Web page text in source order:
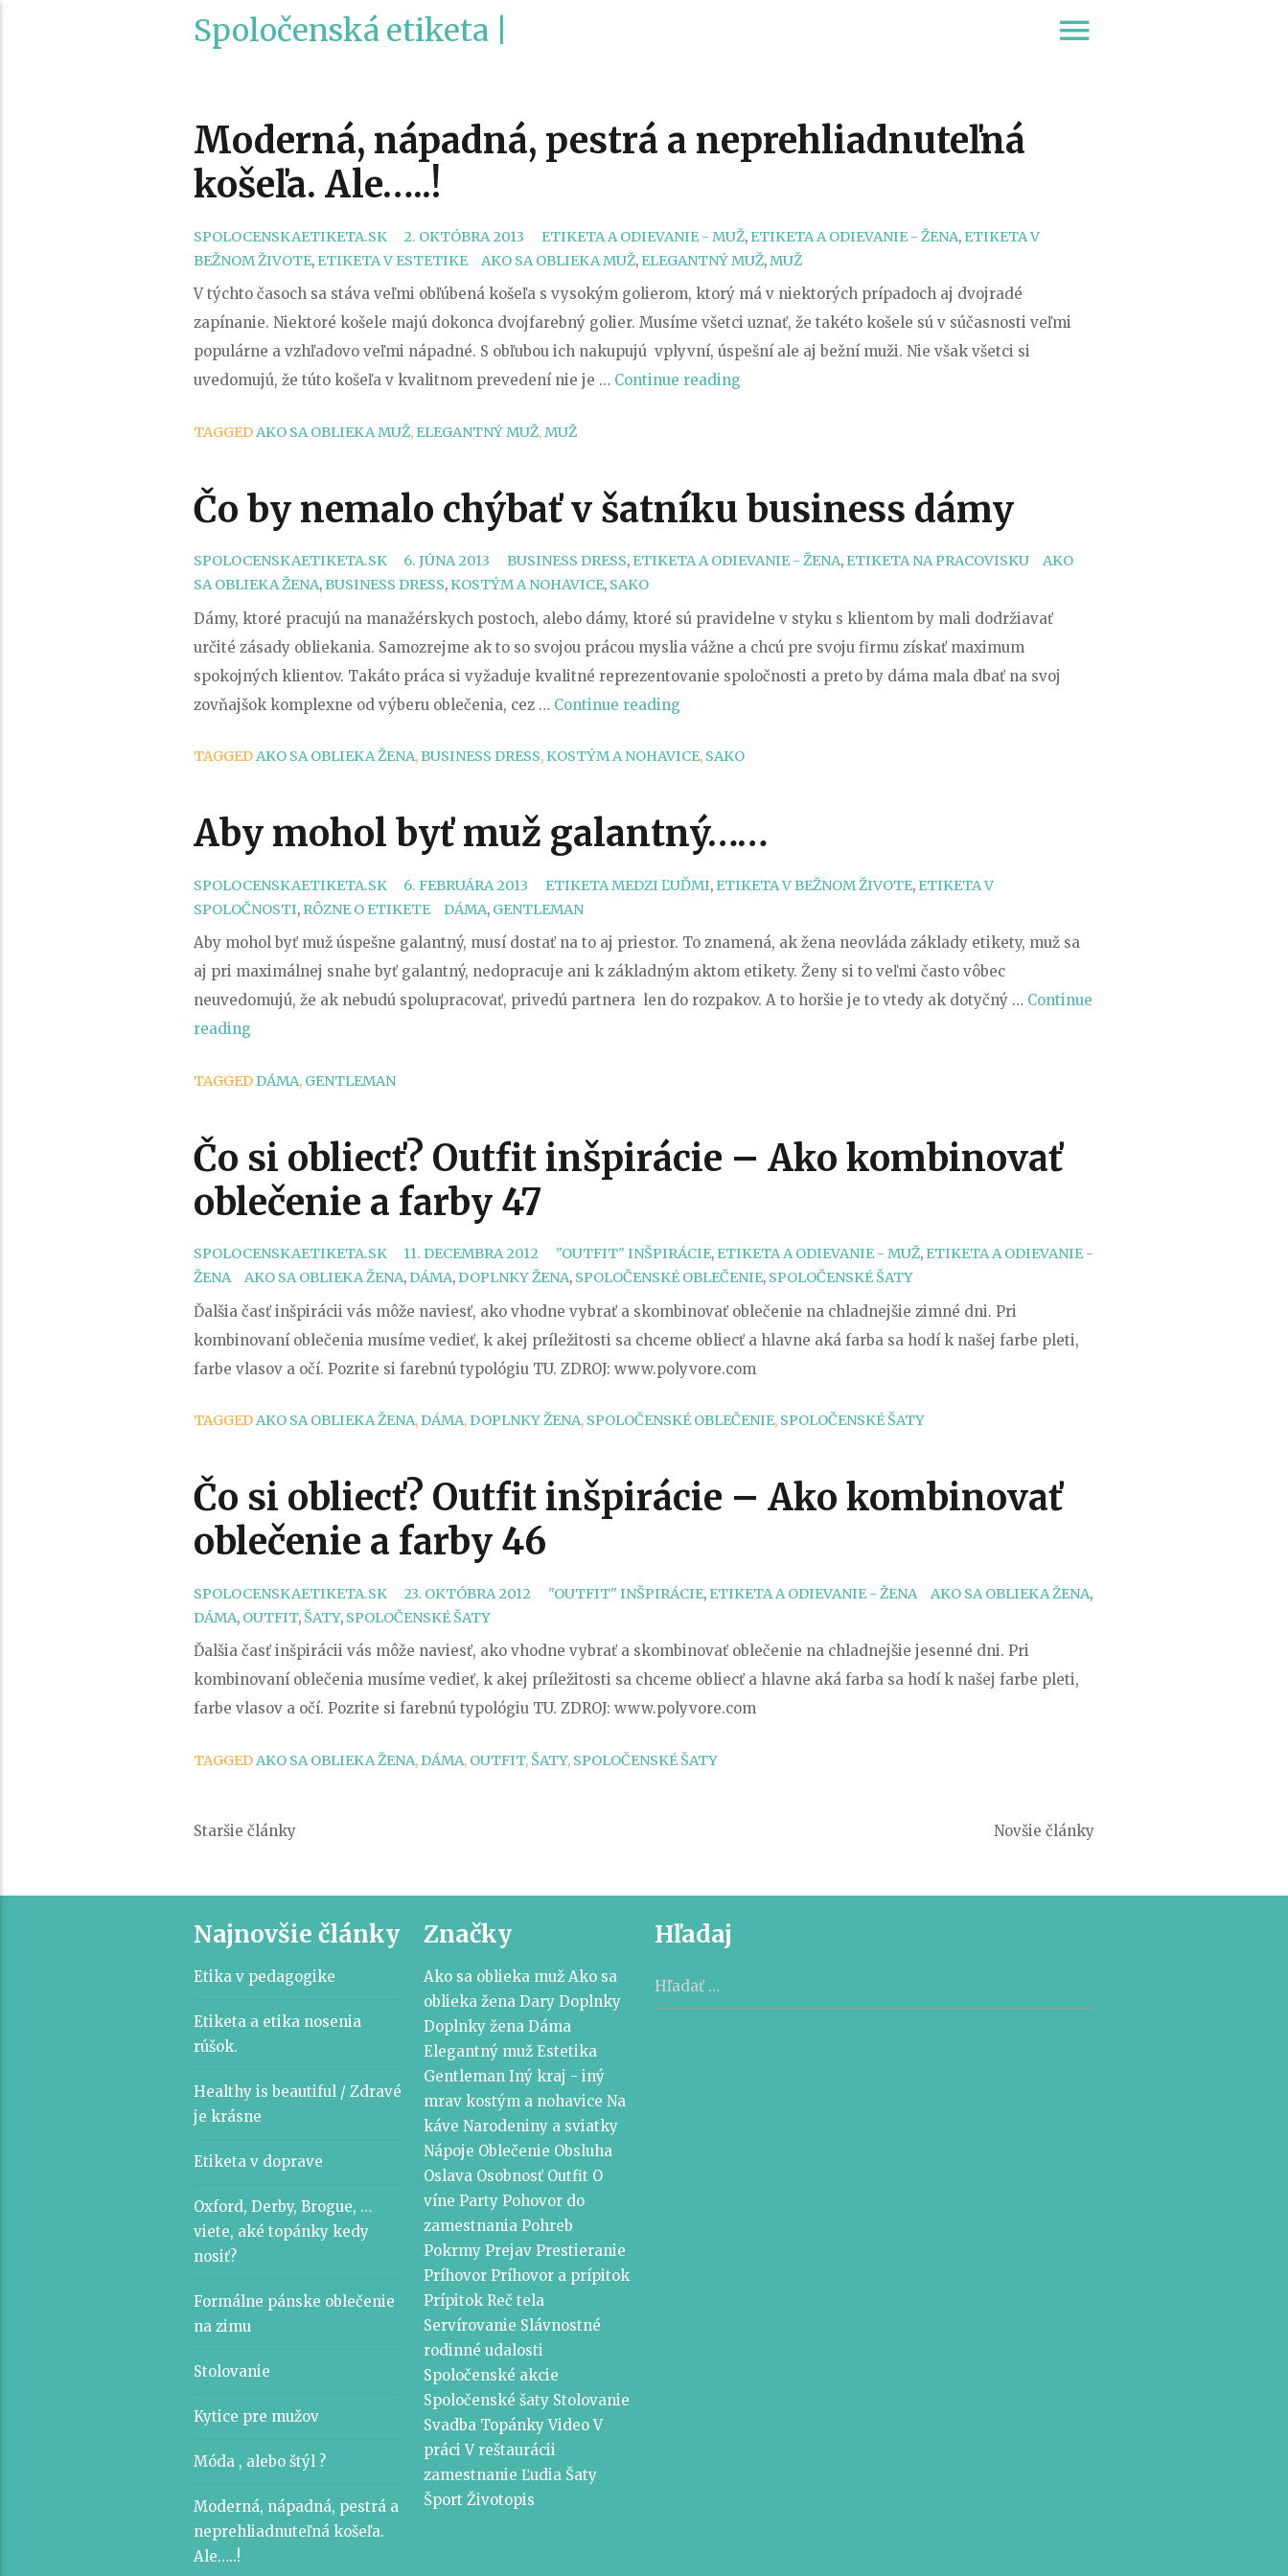
Spoločenská etiketa | menu
Moderná, nápadná, pestrá a neprehliadnuteľná
košeľa. Ale…..!
SPOLOCENSKAETIKETA.SK 2. OKTÓBRA 2013 CATEGORIES
ETIKETA A ODIEVANIE - MUŽ,ETIKETA A ODIEVANIE - ŽENA,ETIKETA V
BEŽNOM ŽIVOTE,ETIKETA V ESTETIKE TAGS
AKO SA OBLIEKA MUŽ,ELEGANTNÝ MUŽ,MUŽ
V týchto časoch sa stáva veľmi obľúbená košeľa s vysokým golierom, ktorý má v niektorých prípadoch aj dvojradé
zapínanie. Niektoré košele majú dokonca dvojfarebný golier. Musíme všetci uznať, že takéto košele sú v súčasnosti veľmi
populárne a vzhľadovo veľmi nápadné. S obľubou ich nakupujú vplyvní, úspešní ale aj bežní muži. Nie však všetci si
uvedomujú, že túto košeľa v kvalitnom prevedení nie je … Continue reading„Moderná,
neprehliadnuteľná
košeľa.
Ale…..!“
TAGGED AKO SA OBLIEKA MUŽ,ELEGANTNÝ MUŽ, MUŽ
Čo by nemalo chýbať v šatníku business dámy
SPOLOCENSKAETIKETA.SK 6. JÚNA 2013 CATEGORIES
BUSINESS DRESS,ETIKETA A ODIEVANIE - ŽENA,ETIKETA NA PRACOVISKU TAGS
AKO
SA OBLIEKA ŽENA,BUSINESS DRESS,KOSTÝM A NOHAVICE, SAKO
Dámy, ktoré pracujú na manažérskych postoch, alebo dámy, ktoré sú pravidelne v styku s klientom by mali dodržiavať
určité zásady obliekania. Samozrejme ak to so svojou prácou myslia vážne a chcú pre svoju firmu získať maximum
spokojných klientov. Takáto práca si vyžaduje kvalitné reprezentovanie spoločnosti a preto by dáma mala dbať na svoj
zovňajšok komplexne od výberu oblečenia, cez … Continue reading„Čo
nemalo
šatníku
business
TAGGEDAKO SA OBLIEKA ŽENA,BUSINESS DRESS,KOSTÝM A NOHAVICE, SAKO
Aby mohol byť muž galantný……
SPOLOCENSKAETIKETA.SK 6. FEBRUÁRA 2013 CATEGORIES
ETIKETA MEDZI ĽUĎMI,ETIKETA V BEŽNOM ŽIVOTE,ETIKETA V
SPOLOČNOSTI, RÔZNE O ETIKETE TAGS
DÁMA, GENTLEMAN
Aby mohol byť muž úspešne galantný, musí dostať na to aj priestor. To znamená, ak žena neovláda základy etikety, muž sa
aj pri maximálnej snahe byť galantný, nedopracuje ani k základným aktom etikety. Ženy si to veľmi často vôbec
neuvedomujú, že ak nebudú spolupracovať, privedú partnera len do rozpakov. A to horšie je to vtedy ak dotyčný … Continue
reading„Aby
byť
galantný……“
TAGGED DÁMA, GENTLEMAN
Čo si obliecť? Outfit inšpirácie – Ako kombinovať
oblečenie a farby 47
SPOLOCENSKAETIKETA.SK 11. DECEMBRA 2012 CATEGORIES
"OUTFIT" INŠPIRÁCIE,ETIKETA A ODIEVANIE - MUŽ,ETIKETA A ODIEVANIE -
ŽENA
TAGS
AKO SA OBLIEKA ŽENA,DÁMA,DOPLNKY ŽENA, SPOLOČENSKÉ OBLEČENIE, SPOLOČENSKÉ ŠATY
Ďalšia časť inšpirácii vás môže naviesť, ako vhodne vybrať a skombinovať oblečenie na chladnejšie zimné dni. Pri
kombinovaní oblečenia musíme vedieť, k akej príležitosti sa chceme obliecť a hlavne aká farba sa hodí k našej farbe pleti,
farbe vlasov a očí. Pozrite si farebnú typológiu TU. ZDROJ: www.polyvore.com
TAGGEDAKO SA OBLIEKA ŽENA,DÁMA,DOPLNKY ŽENA, SPOLOČENSKÉ OBLEČENIE, SPOLOČENSKÉ ŠATY
Čo si obliecť? Outfit inšpirácie – Ako kombinovať
oblečenie a farby 46
SPOLOCENSKAETIKETA.SK 23. OKTÓBRA 2012 CATEGORIES
"OUTFIT" INŠPIRÁCIE,ETIKETA A ODIEVANIE - ŽENA TAGS
AKO SA OBLIEKA ŽENA,
DÁMA, OUTFIT, ŠATY, SPOLOČENSKÉ ŠATY
Ďalšia časť inšpirácii vás môže naviesť, ako vhodne vybrať a skombinovať oblečenie na chladnejšie jesenné dni. Pri
kombinovaní oblečenia musíme vedieť, k akej príležitosti sa chceme obliecť a hlavne aká farba sa hodí k našej farbe pleti,
farbe vlasov a očí. Pozrite si farebnú typológiu TU. ZDROJ: www.polyvore.com
TAGGED AKO SA OBLIEKA ŽENA, DÁMA, OUTFIT, ŠATY, SPOLOČENSKÉ ŠATY
Navigácia
v
článkoch
Staršie články Novšie články
Najnovšie články
Etika v pedagogike
Etiketa a etika nosenia
rúšok.
Healthy is beautiful / Zdravé
je krásne
Etiketa v doprave
Oxford, Derby, Brogue, …
viete, aké topánky kedy
nosiť?
Formálne pánske oblečenie
na zimu
Stolovanie
Kytice pre mužov
Móda , alebo štýl ?
Moderná, nápadná, pestrá a
neprehliadnuteľná košeľa.
Ale…..!
Značky
Ako sa oblieka muž Ako sa
oblieka žena Dary Doplnky
Doplnky žena Dáma
Elegantný muž Estetika
Gentleman Iný kraj - iný
mrav kostým a nohavice Na
káve Narodeniny a sviatky
Nápoje Oblečenie Obsluha
Oslava Osobnosť Outfit O
víne Party Pohovor do
zamestnania Pohreb
Pokrmy Prejav Prestieranie
Príhovor Príhovor a prípitok
Prípitok Reč tela
Servírovanie Slávnostné
rodinné udalosti
Spoločenské akcie
Spoločenské šaty Stolovanie
Svadba Topánky Video V
práci V reštaurácii
zamestnanie Ľudia Šaty
Šport Životopis
Hľadaj